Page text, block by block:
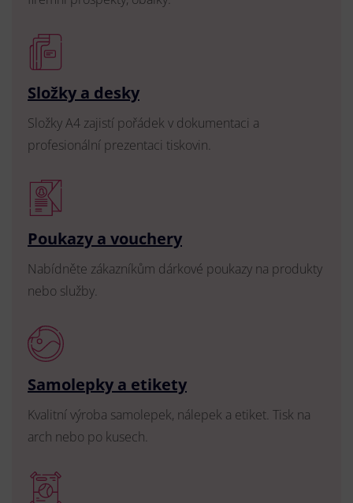
Složky a desky
Složky A4 zajistí pořádek v dokumentaci a
profesionální prezentaci tiskovin.
Poukazy a vouchery
Nabídněte zákazníkům dárkové poukazy na produkty
nebo služby.
Samolepky a etikety
Kvalitní výroba samolepek, nálepek a etiket. Tisk na
arch nebo po kusech.